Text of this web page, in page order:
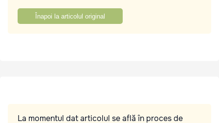
Înapoi la articolul original
La momentul dat articolul se află în proces de